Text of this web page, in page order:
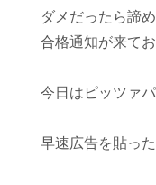
ダメだったら諦
合格通知が来て
今日はピッツァ
早速広告を貼っ